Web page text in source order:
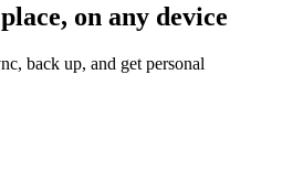
on any device
back up, and get personal